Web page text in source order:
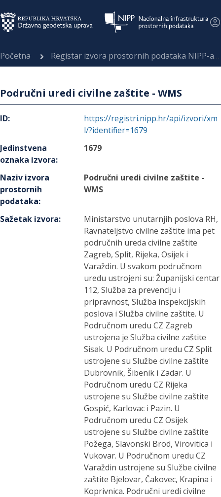
Početna Registar izvora prostornih podataka NIPP-a
Područni uredi civilne zaštite - WMS
ID:
https://registri.nipp.hr/api/izvori/xm
l/?identifier=1679
Jedinstvena
oznaka izvora:
1679
Naziv izvora
prostornih
podataka:
Područni uredi civilne zaštite -
WMS
Sažetak izvora:
Ministarstvo unutarnjih poslova RH,
Ravnateljstvo civilne zaštite ima pet
područnih ureda civilne zaštite
Zagreb, Split, Rijeka, Osijek i
Varaždin. U svakom područnom
uredu ustrojeni su: Županijski centar
112, Služba za prevenciju i
pripravnost, Služba inspekcijskih
poslova i Služba civilne zaštite. U
Područnom uredu CZ Zagreb
ustrojena je Služba civilne zaštite
Sisak. U Područnom uredu CZ Split
ustrojene su Službe civilne zaštite
Dubrovnik, Šibenik i Zadar. U
Područnom uredu CZ Rijeka
ustrojene su Službe civilne zaštite
Gospić, Karlovac i Pazin. U
Područnom uredu CZ Osijek
ustrojene su Službe civilne zaštite
Požega, Slavonski Brod, Virovitica i
Vukovar. U Područnom uredu CZ
Varaždin ustrojene su Službe civilne
zaštite Bjelovar, Čakovec, Krapina i
Koprivnica. Područni uredi civilne